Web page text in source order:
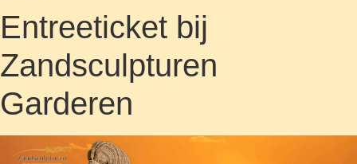
Entreeticket bij
Zandsculpturen
Garderen